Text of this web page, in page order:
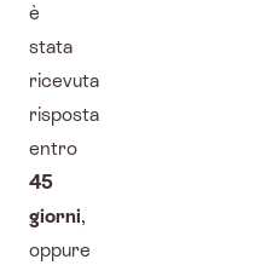
è
stata
ricevuta
risposta
entro
45
giorni,
oppure